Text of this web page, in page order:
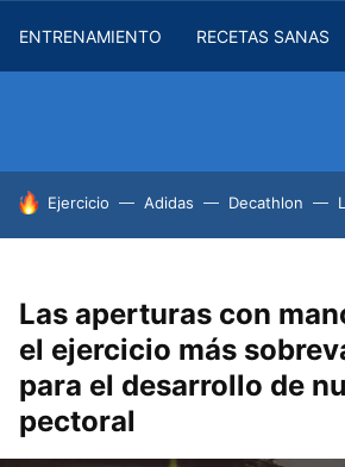
ENTRENAMIENTO RECETAS SANAS
HOY SE HABLA DE
Ejercicio Adidas Decathlon
Las aperturas con
el ejercicio más
para el desarrollo de
pectoral